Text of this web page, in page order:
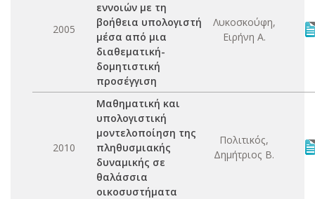
2005
εννοιών με τη
βοήθεια υπολογιστή
μέσα από μια
διαθεματική-
δομητιστική
προσέγγιση
Λυκοσκούφη,
Ειρήνη Α.
2010
Μαθηματική και
υπολογιστική
μοντελοποίηση της
πληθυσμιακής
δυναμικής σε
θαλάσσια
οικοσυστήματα
Πολιτικός,
Δημήτριος Β.